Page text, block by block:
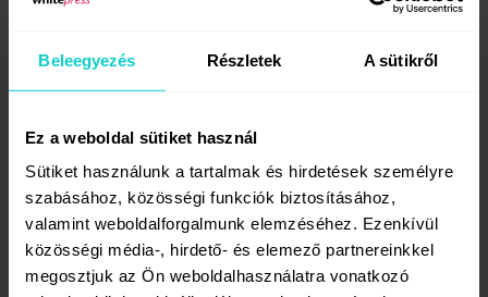
Beleegyezés Részletek A sütikről
Ez a weboldal sütiket használ
Sütiket használunk a tartalmak és hirdetések személyre
szabásához, közösségi funkciók biztosításához,
valamint weboldalforgalmunk elemzéséhez. Ezenkívül
közösségi média-, hirdető- és elemező partnereinkkel
megosztjuk az Ön weboldalhasználatra vonatkozó
és erőforrásokat kell fordítaniuk
márkaidentitásuk kialakítására. Az egyedi
logó létrehozásától és a márkaszínek
megválasztásától a Voice of Tone, azaz
a márkahang kialakításáig rengeteg munka
van a márkaépítésben. A webináriumokon